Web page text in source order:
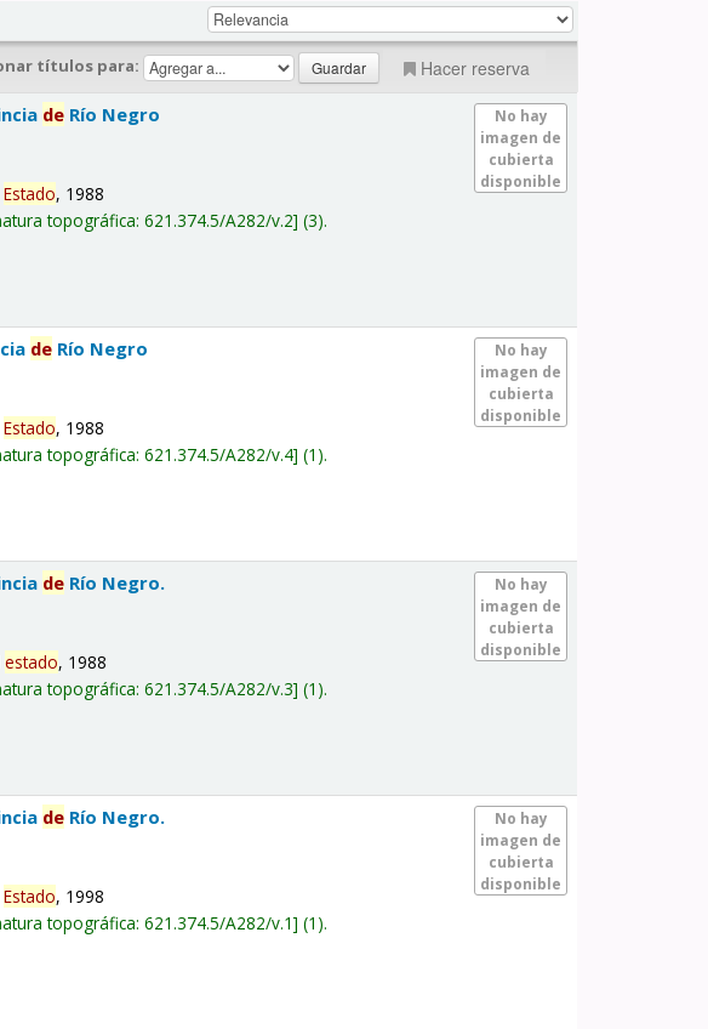
títulos para: Hacer reserva
No hay
imagen de
cubierta
disponible
de Río Negro
Estado, 1988
topográfica:621.374.5/A282/v.2 (3).
No hay
imagen de
cubierta
disponible
de Río Negro
Estado, 1988
topográfica:621.374.5/A282/v.4 (1).
No hay
imagen de
cubierta
disponible
de Río Negro.
estado, 1988
topográfica:621.374.5/A282/v.3 (1).
No hay
imagen de
cubierta
disponible
de Río Negro.
Estado, 1998
topográfica:621.374.5/A282/v.1 (1).